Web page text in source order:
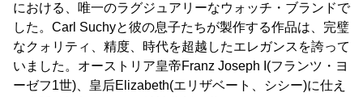
における、唯一のラグジュアリーなウォッチ・ブランドで
した。Carl Suchyと彼の息子たちが製作する作品は、完璧
なクォリティ、精度、時代を超越したエレガンスを誇って
いました。オーストリア皇帝Franz Joseph I(フランツ・ヨ
ーゼフ1世)、皇后Elizabeth(エリザベート、シシー)に仕え